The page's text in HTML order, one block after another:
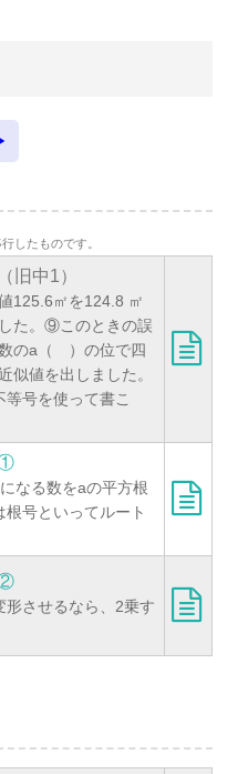
したものです。
（旧中1）
125.6㎡を124.8 ㎡
た。⑨このときの誤
のa（ ）の位で四
似値を出しました。
等号を使って書こ
①
なる数をaの平方根
根号といってルート
②
形させるなら、2乗す